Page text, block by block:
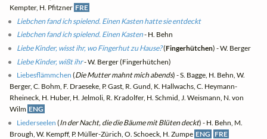
Kempter, H. Pfitzner FRE
Liebchen fand ich spielend. Einen Kasten hatte sie entdeckt
Liebchen fand ich spielend. Einen Kasten- H. Behn
Liebe Kinder, wisst ihr, wo Fingerhut zu Hause?(Fingerhütchen) - W. Berger
Liebe Kinder, wißt ihr- W. Berger (Fingerhütchen)
Liebesflämmchen (Die Mutter mahnt mich abends) - S. Bagge, H. Behn, W.
Berger, C. Bohm, F. Draeseke, P. Gast, R. Gund, K. Hallwachs, C. Heymann-
Rheineck, H. Huber, H. Jelmoli, R. Kradolfer, H. Schmid, J. Weismann, N. von
Wilm ENG
Liederseelen (In der Nacht, die die Bäume mit Blüten deckt) - H. Behn, M.
Brough, W. Kempff, P. Müller-Zürich, O. Schoeck, H. Zumpe ENG FRE